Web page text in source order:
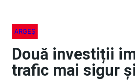
ARGEȘ
Două investiții
trafic mai sigur